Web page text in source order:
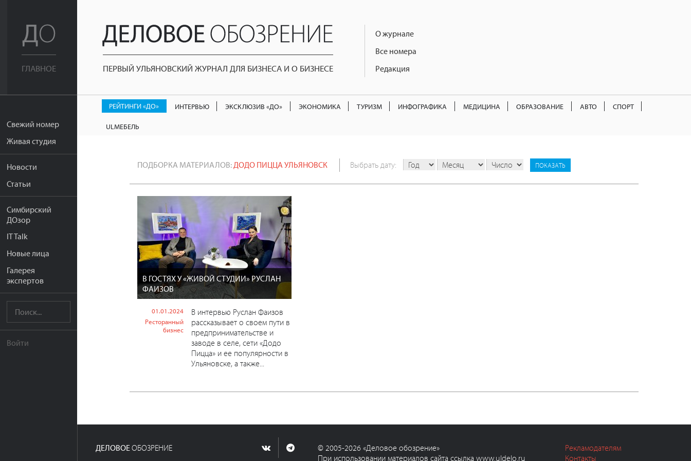
ГЛАВНОЕ
Свежий номер
Живая студия
Новости
Статьи
Симбирский
ДОзор
IT Talk
Новые лица
Галерея
экспертов
Войти
ПЕРВЫЙ УЛЬЯНОВСКИЙ ЖУРНАЛ ДЛЯ БИЗНЕСА И О БИЗНЕСЕ
О журнале
Все номера
Редакция
РЕЙТИНГИ «ДО» ИНТЕРВЬЮ ЭКСКЛЮЗИВ «ДО» ЭКОНОМИКА ТУРИЗМ ИНФОГРАФИКА МЕДИЦИНА ОБРАЗОВАНИЕ АВТО СПОРТ
ULМЕБЕЛЬ
ПОДБОРКА МАТЕРИАЛОВ:ДОДО ПИЦЦА УЛЬЯНОВСК Выбрать дату:
В ГОСТЯХ У «ЖИВОЙ СТУДИИ» РУСЛАН
ФАИЗОВ
01.01.2024
Ресторанный
бизнес
В интервью Руслан Фаизов
рассказывает о своем пути в
предпринимательстве и
заводе в селе, сети «Додо
Пицца» и ее популярности в
Ульяновске, а также...
ДЕЛОВОЕОБОЗРЕНИЕ
© 2005-2026 «Деловое обозрение»
При использовании материалов сайта ссылка www.uldelo.ru
Рекламодателям
Контакты